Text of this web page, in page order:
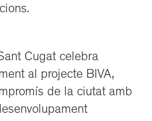
Cugat celebra
al projecte BIVA,
de la ciutat amb